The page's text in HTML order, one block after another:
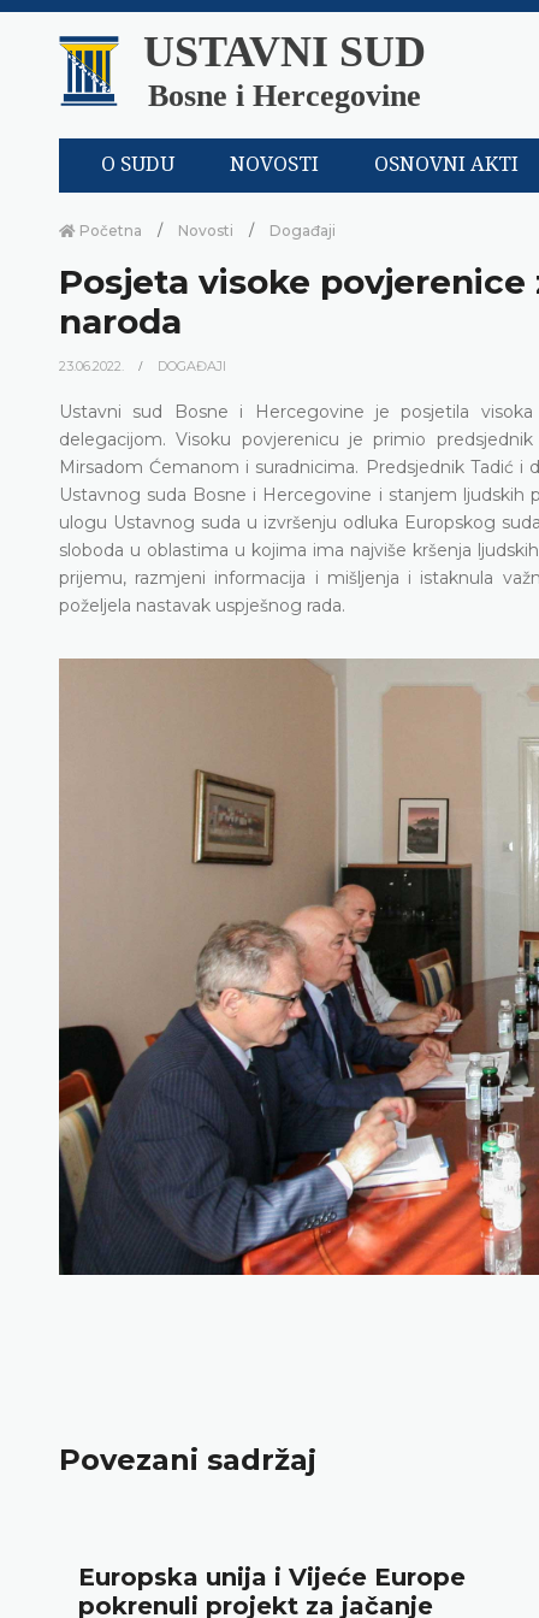
USTAVNI SUD
Bosne i Hercegovine
O SUDU NOVOSTI OSNOVNI AKTI
Početna Novosti Događaji
Posjeta visoke
naroda
23.06.2022. DOGAĐAJI
Ustavni sud Bosne i Hercegovine je posjetila
delegacijom. Visoku povjerenicu je primio
Mirsadom Ćemanom i suradnicima. Predsjednik Tadić
Ustavnog suda Bosne i Hercegovine i stanjem ljudskih
ulogu Ustavnog suda u izvršenju odluka Europskog
sloboda u oblastima u kojima ima najviše kršenja
prijemu, razmjeni informacija i mišljenja i istaknula
poželjela nastavak uspješnog rada.
Povezani sadržaj
Europska unija i Vijeće Europe
pokrenuli projekt za jačanje